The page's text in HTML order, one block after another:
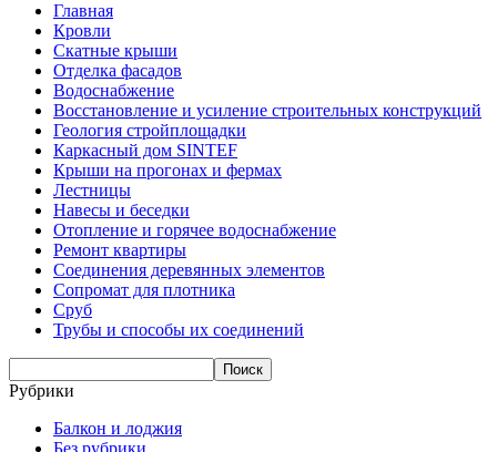
Главная
Кровли
Скатные крыши
Отделка фасадов
Водоснабжение
Восстановление и усиление строительных конструкций
Геология стройплощадки
Каркасный дом SINTEF
Крыши на прогонах и фермах
Лестницы
Навесы и беседки
Отопление и горячее водоснабжение
Ремонт квартиры
Соединения деревянных элементов
Сопромат для плотника
Сруб
Трубы и способы их соединений
Рубрики
Балкон и лоджия
Без рубрики